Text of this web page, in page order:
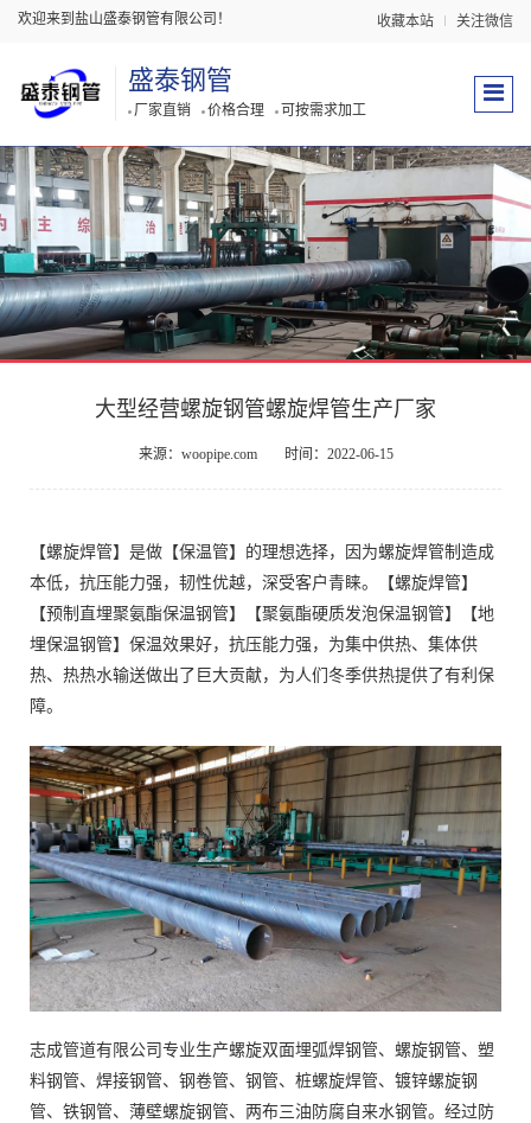
欢迎来到盐山盛泰钢管有限公司！ 收藏本站 关注微信
盛泰钢管
厂家直销 价格合理 可按需求加工
大型经营螺旋钢管螺旋焊管生产厂家
来源：woopipe.com 时间：2022-06-15
【螺旋焊管】是做【保温管】的理想选择，因为螺旋焊管制造成
本低，抗压能力强，韧性优越，深受客户青睐。【螺旋焊管】
【预制直埋聚氨酯保温钢管】【聚氨酯硬质发泡保温钢管】【地
埋保温钢管】保温效果好，抗压能力强，为集中供热、集体供
热、热热水输送做出了巨大贡献，为人们冬季供热提供了有利保
障。
志成管道有限公司专业生产螺旋双面埋弧焊钢管、螺旋钢管、塑
料钢管、焊接钢管、钢卷管、钢管、桩螺旋焊管、镀锌螺旋钢
管、铁钢管、薄壁螺旋钢管、两布三油防腐自来水钢管。经过防